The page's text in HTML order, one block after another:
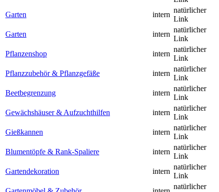
Garten
intern
natürlicher
Link
Garten
intern
natürlicher
Link
Pflanzenshop
intern
natürlicher
Link
Pflanzzubehör & Pflanzgefäße
intern
natürlicher
Link
Beetbegrenzung
intern
natürlicher
Link
Gewächshäuser & Aufzuchthilfen
intern
natürlicher
Link
Gießkannen
intern
natürlicher
Link
Blumentöpfe & Rank-Spaliere
intern
natürlicher
Link
Gartendekoration
intern
natürlicher
Link
natürlicher